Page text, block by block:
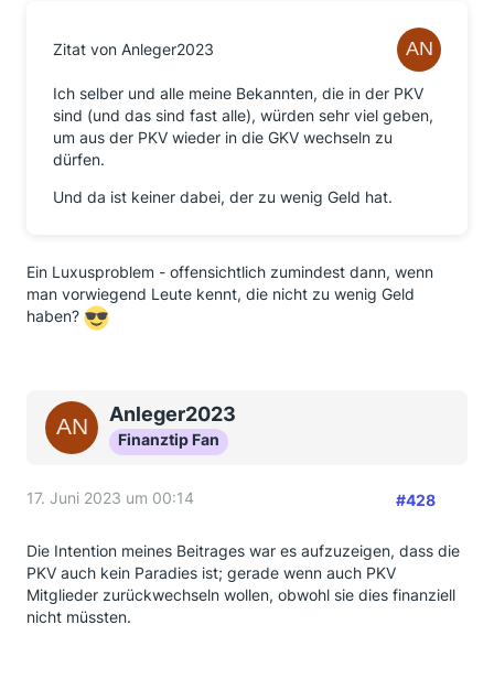
Zitat von Anleger2023
Ich selber und alle meine Bekannten, die in der PKV
sind (und das sind fast alle), würden sehr viel geben,
um aus der PKV wieder in die GKV wechseln zu
dürfen.
Und da ist keiner dabei, der zu wenig Geld hat.
Ein Luxusproblem - offensichtlich zumindest dann, wenn
man vorwiegend Leute kennt, die nicht zu wenig Geld
haben?
Anleger2023
Finanztip Fan
17. Juni 2023 um 00:14 #428
Die Intention meines Beitrages war es aufzuzeigen, dass die
PKV auch kein Paradies ist; gerade wenn auch PKV
Mitglieder zurückwechseln wollen, obwohl sie dies finanziell
nicht müssten.